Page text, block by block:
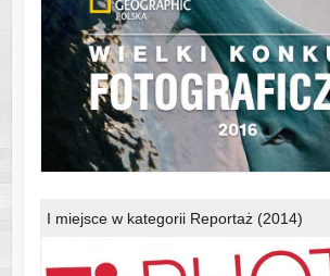
I miejsce w kategorii Reportaż (2014)